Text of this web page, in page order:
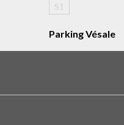
S1
Parking Vésale